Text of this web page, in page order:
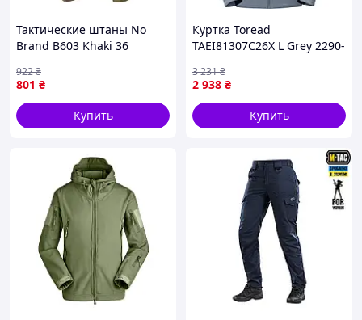
Тактические штаны No
Brand B603 Khaki 36
801 ₴
922₴
Купить
Куртка Toread
TAEI81307C26X L Grey 2290-
2 938 ₴
3 231₴
Купить